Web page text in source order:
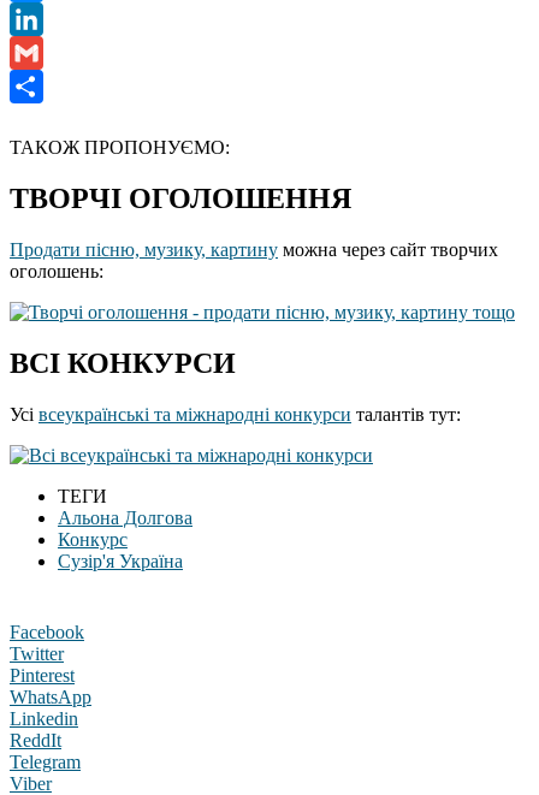
Messenger
LinkedIn
Gmail
ТАКОЖ ПРОПОНУЄМО:
ТВОРЧІ ОГОЛОШЕННЯ
Продати пісню, музику, картину можна через сайт творчих
оголошень:
ВСІ КОНКУРСИ
Усі всеукраїнські та міжнародні конкурси талантів тут:
ТЕГИ
Альона Долгова
Конкурс
Сузір'я Україна
Facebook
Twitter
Pinterest
WhatsApp
Linkedin
ReddIt
Telegram
Viber